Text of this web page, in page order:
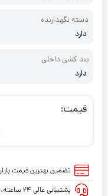
دسته نگهدارنده
دارد
بند کشی داخلی
دارد
قیمت:
تضمین بهترین قیمت بازار
پشتیبانی عالی ۲۴ ساعته، ۷ روز هفته